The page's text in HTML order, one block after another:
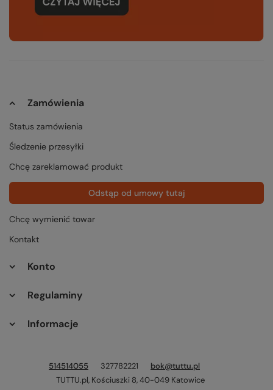
Zamówienia
Status zamówienia
Śledzenie przesyłki
Chcę zareklamować produkt
Odstąp od umowy tutaj
Chcę wymienić towar
Kontakt
Konto
Regulaminy
Informacje
514514055 327782221
bok@tuttu.pl
TUTTU.pl, Kościuszki 8,40-049 Katowice